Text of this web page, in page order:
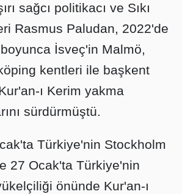
sağcı politikacı ve Sıkı
Rasmus Paludan, 2022'de
İsveç'in Malmö,
kentleri ile başkent
ı Kerim yakma
sürdürmüştü.
Türkiye'nin Stockholm
27 Ocak'ta Türkiye'nin
önünde Kur'an-ı